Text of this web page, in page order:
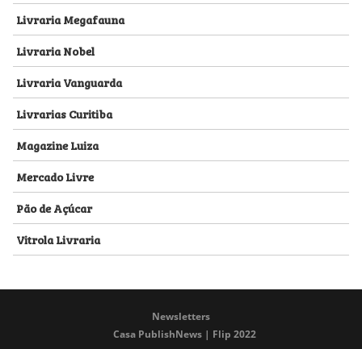
Livraria Megafauna
Livraria Nobel
Livraria Vanguarda
Livrarias Curitiba
Magazine Luiza
Mercado Livre
Pão de Açúcar
Vitrola Livraria
Newsletters
Casa PublishNews | Flip 2022